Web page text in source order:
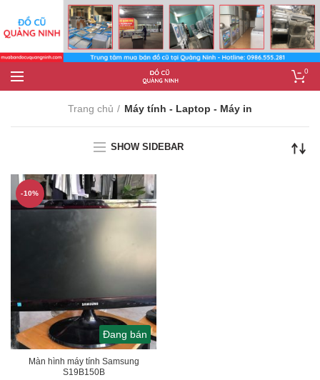
0
Trang chủ Máy tính - Laptop - Máy in
SHOW SIDEBAR
Đang bán
-10%
Màn hình máy tính Samsung
S19B150B